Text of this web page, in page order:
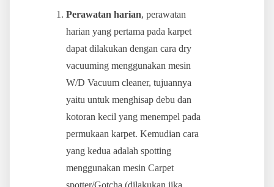
Perawatan harian, perawatan
harian yang pertama pada karpet
dapat dilakukan dengan cara dry
vacuuming menggunakan mesin
W/D Vacuum cleaner, tujuannya
yaitu untuk menghisap debu dan
kotoran kecil yang menempel pada
permukaan karpet. Kemudian cara
yang kedua adalah spotting
menggunakan mesin Carpet
spotter/Gotcha (dilakukan jika